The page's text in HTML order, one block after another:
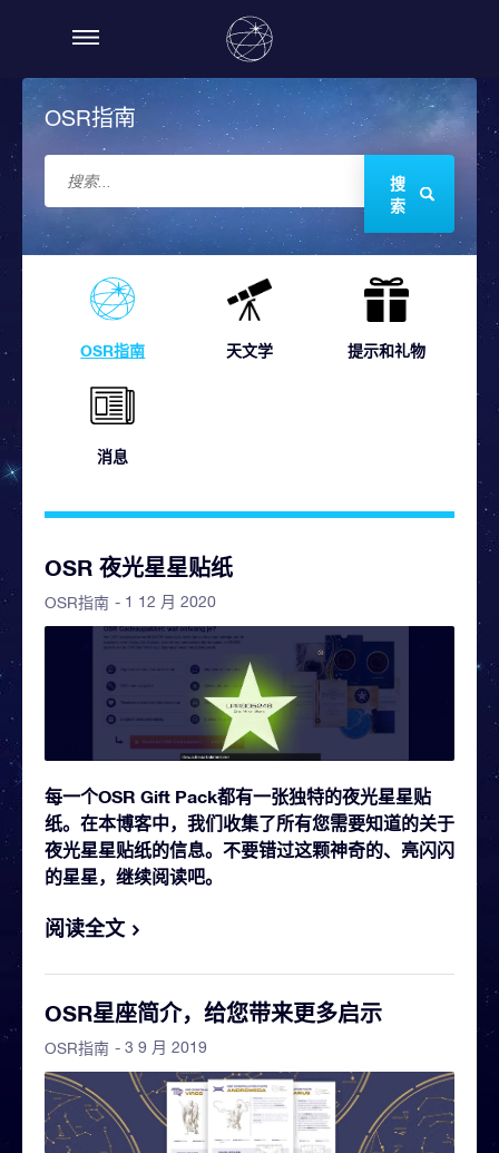
OSR指南
搜
索
OSR指南 天文学 提示和礼物
消息
OSR 夜光星星贴纸
OSR指南 - 1 12 月 2020
每一个OSR Gift Pack都有一张独特的夜光星星贴
纸。在本博客中，我们收集了所有您需要知道的关于
夜光星星贴纸的信息。不要错过这颗神奇的、亮闪闪
的星星，继续阅读吧。
阅读全文
OSR星座简介，给您带来更多启示
OSR指南 - 3 9 月 2019